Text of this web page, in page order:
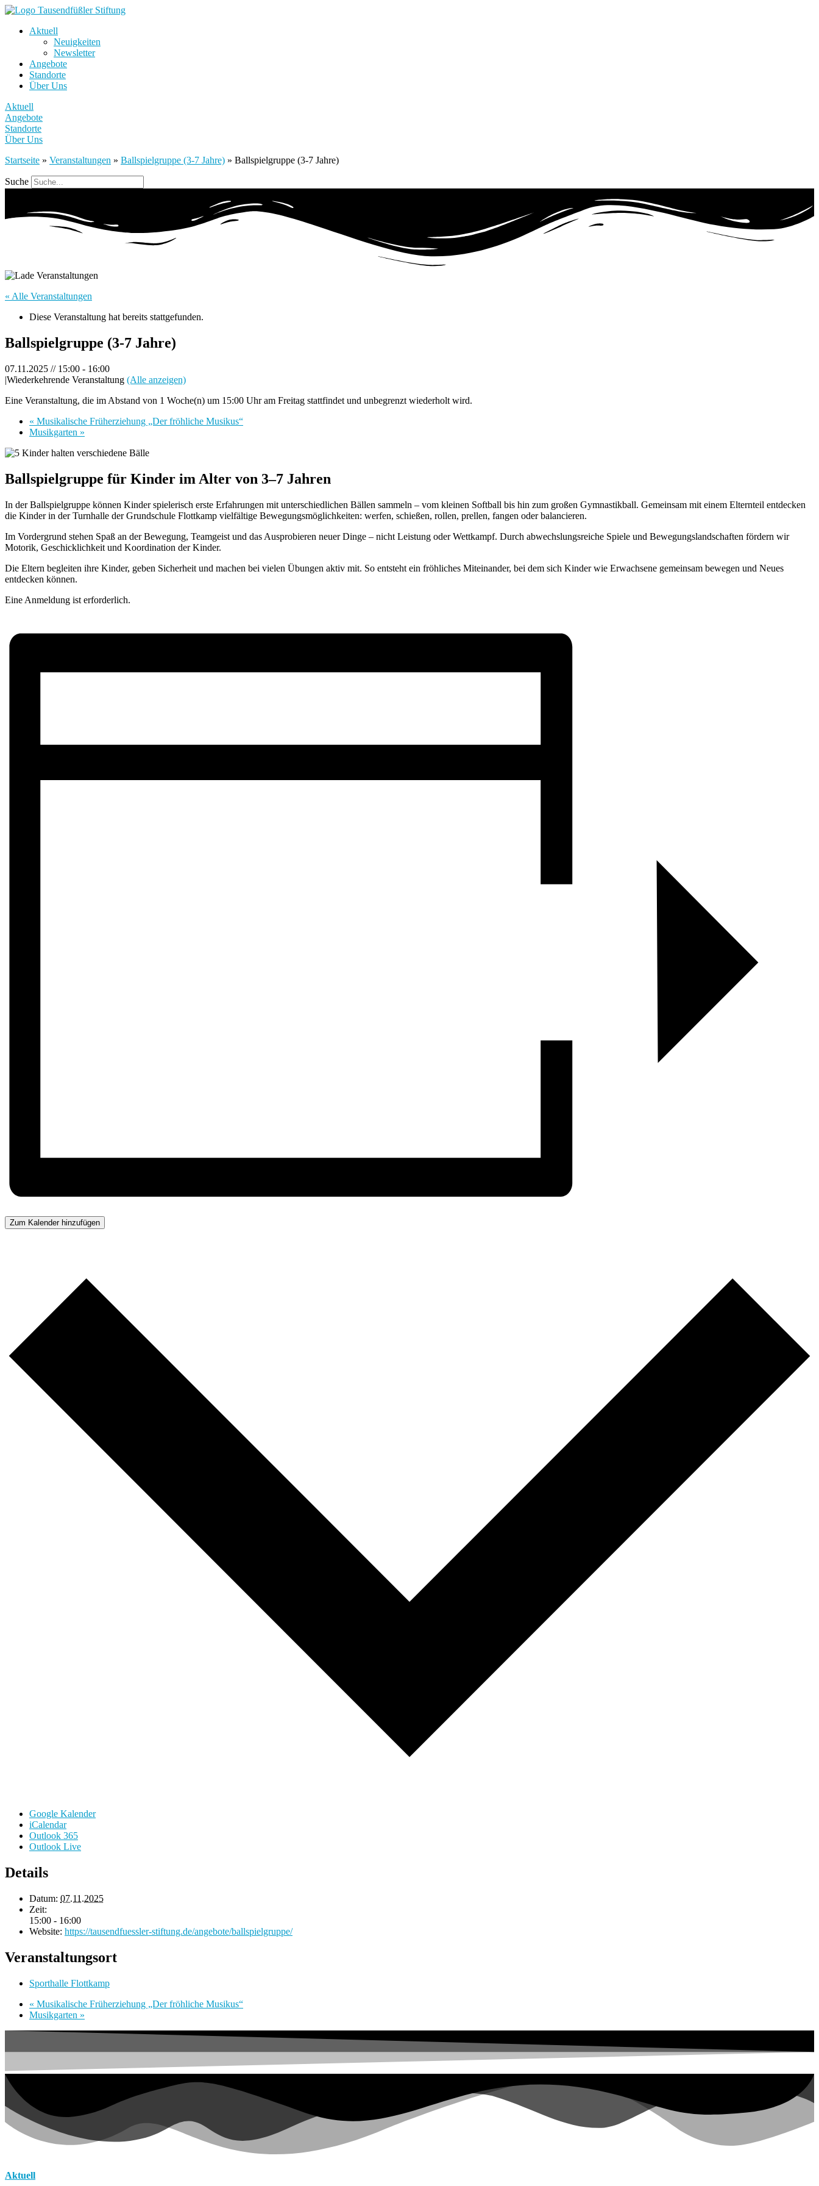
Aktuell
Neuigkeiten
Newsletter
Angebote
Standorte
Über Uns
Aktuell
Angebote
Standorte
Über Uns
Startseite » Veranstaltungen » Ballspielgruppe (3-7 Jahre) » Ballspielgruppe (3-7 Jahre)
Suche
« Alle Veranstaltungen
Diese Veranstaltung hat bereits stattgefunden.
Ballspielgruppe (3-7 Jahre)
07.11.2025 // 15:00 - 16:00
|Wiederkehrende Veranstaltung (Alle anzeigen)
Eine Veranstaltung, die im Abstand von 1 Woche(n) um 15:00 Uhr am Freitag stattfindet und unbegrenzt wiederholt wird.
« Musikalische Früherziehung „Der fröhliche Musikus“
Musikgarten »
Ballspielgruppe für Kinder im Alter von 3–7 Jahren
In der Ballspielgruppe können Kinder spielerisch erste Erfahrungen mit unterschiedlichen Bällen sammeln – vom kleinen Softball bis hin zum großen Gymnastikball. Gemeinsam mit einem Elternteil entdecken
die Kinder in der Turnhalle der Grundschule Flottkamp vielfältige Bewegungsmöglichkeiten: werfen, schießen, rollen, prellen, fangen oder balancieren.
Im Vordergrund stehen Spaß an der Bewegung, Teamgeist und das Ausprobieren neuer Dinge – nicht Leistung oder Wettkampf. Durch abwechslungsreiche Spiele und Bewegungslandschaften fördern wir
Motorik, Geschicklichkeit und Koordination der Kinder.
Die Eltern begleiten ihre Kinder, geben Sicherheit und machen bei vielen Übungen aktiv mit. So entsteht ein fröhliches Miteinander, bei dem sich Kinder wie Erwachsene gemeinsam bewegen und Neues
entdecken können.
Eine Anmeldung ist erforderlich.
Zum Kalender hinzufügen
Google Kalender
iCalendar
Outlook 365
Outlook Live
Details
Datum: 07.11.2025
Zeit:
15:00 - 16:00
Website: https://tausendfuessler-stiftung.de/angebote/ballspielgruppe/
Veranstaltungsort
Sporthalle Flottkamp
« Musikalische Früherziehung „Der fröhliche Musikus“
Musikgarten »
Aktuell